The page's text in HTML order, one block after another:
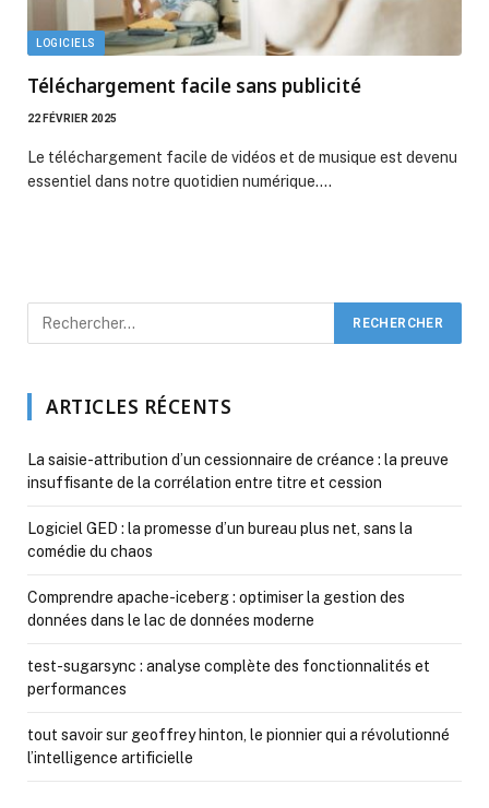
LOGICIELS
Téléchargement facile sans publicité
22 FÉVRIER 2025
Le téléchargement facile de vidéos et de musique est devenu
essentiel dans notre quotidien numérique.…
ARTICLES RÉCENTS
La saisie-attribution d’un cessionnaire de créance : la preuve
insuffisante de la corrélation entre titre et cession
Logiciel GED : la promesse d’un bureau plus net, sans la
comédie du chaos
Comprendre apache-iceberg : optimiser la gestion des
données dans le lac de données moderne
test-sugarsync : analyse complète des fonctionnalités et
performances
tout savoir sur geoffrey hinton, le pionnier qui a révolutionné
l’intelligence artificielle